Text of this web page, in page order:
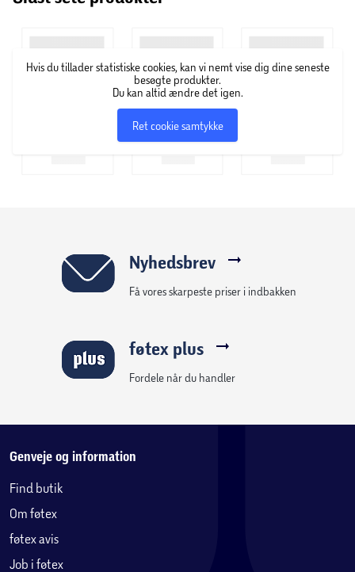
Hvis du tillader statistiske cookies, kan vi nemt vise dig dine seneste
besøgte produkter.
Du kan altid ændre det igen.
Ret cookie samtykke
Nyhedsbrev
Få vores skarpeste priser i indbakken
føtex plus
Fordele når du handler
Genveje og information
Find butik
Om føtex
føtex avis
Job i føtex